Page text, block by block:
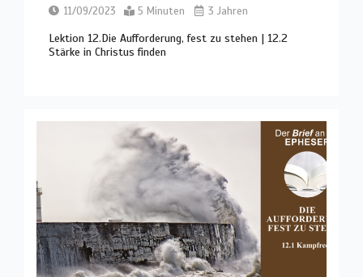
11/09/2023 5 Minuten 3 Jahren
Lektion 12.Die Aufforderung, fest zu stehen | 12.2
Stärke in Christus finden